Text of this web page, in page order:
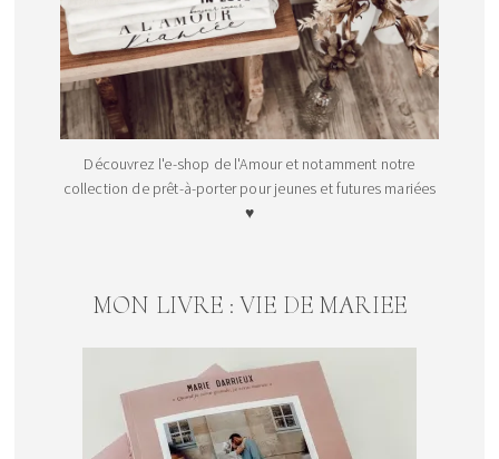
Découvrez l'e-shop de l'Amour et notamment notre
collection de prêt-à-porter pour jeunes et futures mariées
♥
MON LIVRE : VIE DE MARIEE